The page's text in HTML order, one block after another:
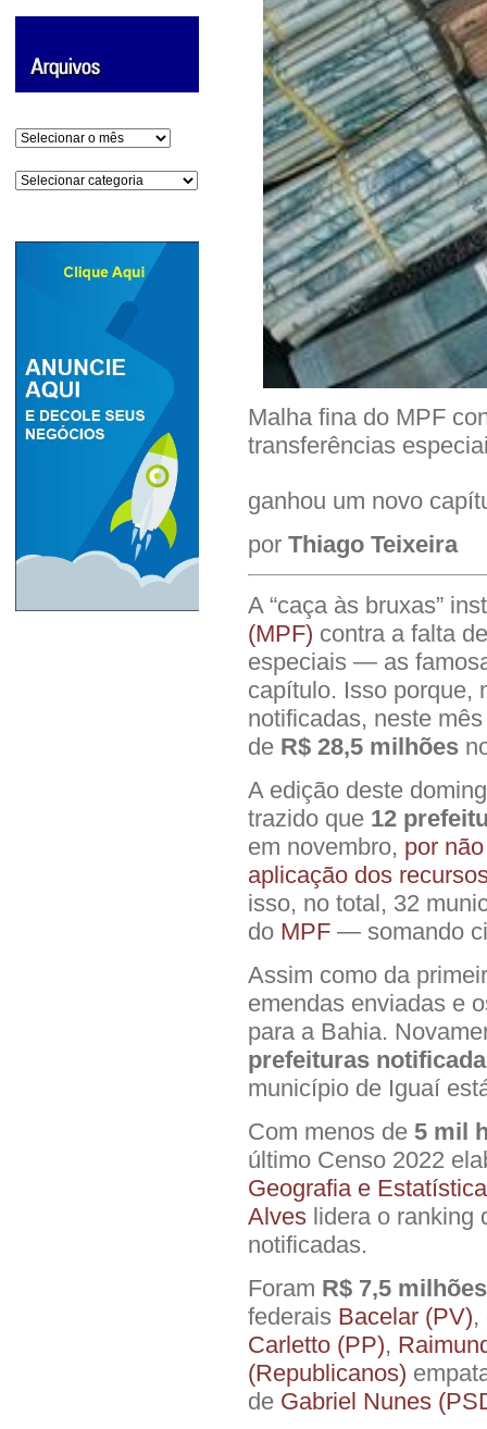
Arquivos
Categorias
Malha fina do MPF
transferências
ganhou um novo
por Thiago Teixeira
A “caça às bruxas”
(MPF) contra a falta
especiais — as
capítulo. Isso porque,
notificadas, neste
de R$ 28,5 milhões
A edição deste
trazido que 12
em novembro, por
aplicação dos
isso, no total, 32
do MPF — somando
Assim como da
emendas enviadas e
para a Bahia.
prefeituras
município de Iguaí
Com menos de 5 mil
último Censo 2022
Geografia e
Alves lidera o ranking
notificadas.
Foram R$ 7,5 milhões
federais Bacelar (PV),
Carletto (PP),
(Republicanos)
de Gabriel Nunes